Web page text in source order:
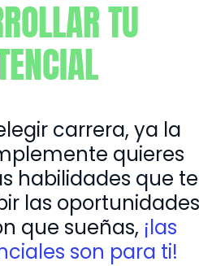
TU
carrera, ya la
quieres
habilidades que te
las oportunidades
que sueñas, ¡las
son para ti!